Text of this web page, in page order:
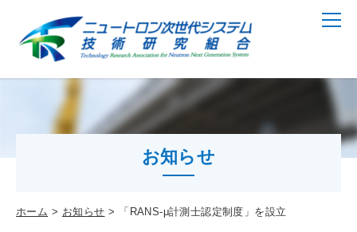
お知らせ
ホーム お知らせ 「RANS-μ計測士認定制度」を設立